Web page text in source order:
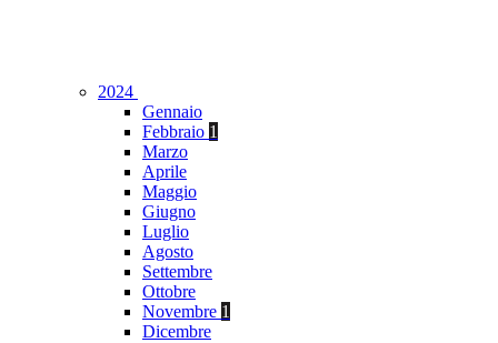
2024
Gennaio
Febbraio 1
Marzo
Aprile
Maggio
Giugno
Luglio
Agosto
Settembre
Ottobre
Novembre 1
Dicembre